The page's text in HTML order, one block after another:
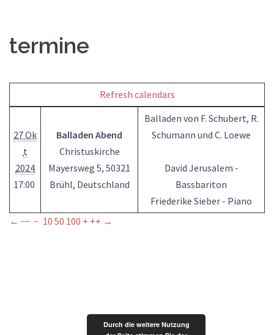
termine
Refresh calendars
27 Ok
t
2024
17:00
Balladen Abend
Christuskirche
Mayersweg 5, 50321
Brühl, Deutschland
Balladen von F. Schubert, R.
Schumann und C. Loewe
David Jerusalem -
Bassbariton
Friederike Sieber - Piano
← −− − 10 50 100 + ++ →
Durch die weitere Nutzung